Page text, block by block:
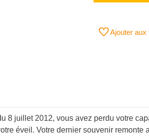
Ajouter aux
juillet 2012, vous avez perdu votre
éveil. Votre dernier souvenir